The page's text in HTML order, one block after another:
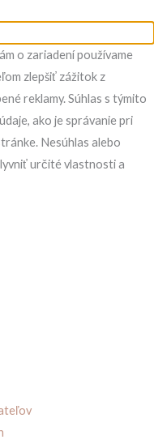
o zariadení používame
zlepšiť zážitok z
reklamy. Súhlas s týmito
ako je správanie pri
Nesúhlas alebo
určité vlastnosti a